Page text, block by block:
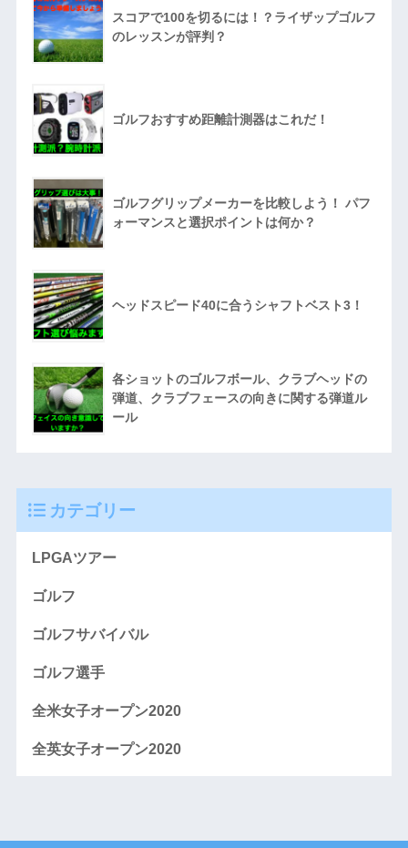
スコアで100を切るには！？ライザップゴルフ
のレッスンが評判？
ゴルフおすすめ距離計測器はこれだ！
ゴルフグリップメーカーを比較しよう！ パフ
ォーマンスと選択ポイントは何か？
ヘッドスピード40に合うシャフトベスト3！
各ショットのゴルフボール、クラブヘッドの
弾道、クラブフェースの向きに関する弾道ル
ール
カテゴリー
LPGAツアー
ゴルフ
ゴルフサバイバル
ゴルフ選手
全米女子オープン2020
全英女子オープン2020